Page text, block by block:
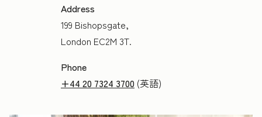
Address
199 Bishopsgate,
London EC2M 3T.
Phone
+44 20 7324 3700 (英語)